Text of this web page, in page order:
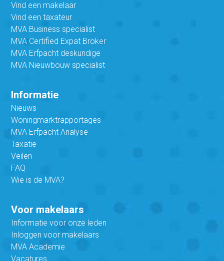
Vind een makelaar
Vind een taxateur
MVA Business specialist
MVA Certified Expat Broker
MVA Erfpacht deskundige
MVA Nieuwbouw specialist
Informatie
Nieuws
Woningmarktrapportages
MVA Erfpacht Analyse
Taxatie
Veilen
FAQ
Wie is de MVA?
Voor makelaars
Informatie voor onze leden
Inloggen voor makelaars
MVA Academie
Vacatures